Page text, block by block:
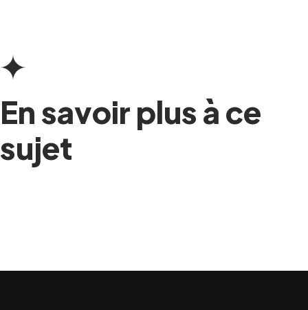
En savoir plus à ce
sujet